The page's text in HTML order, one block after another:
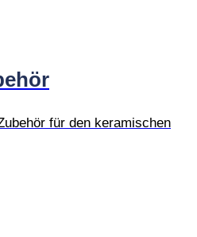
für den keramischen